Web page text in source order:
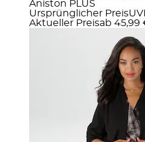
Aniston PLUS
Ursprünglicher Preis
Aktueller Preisab 45,99